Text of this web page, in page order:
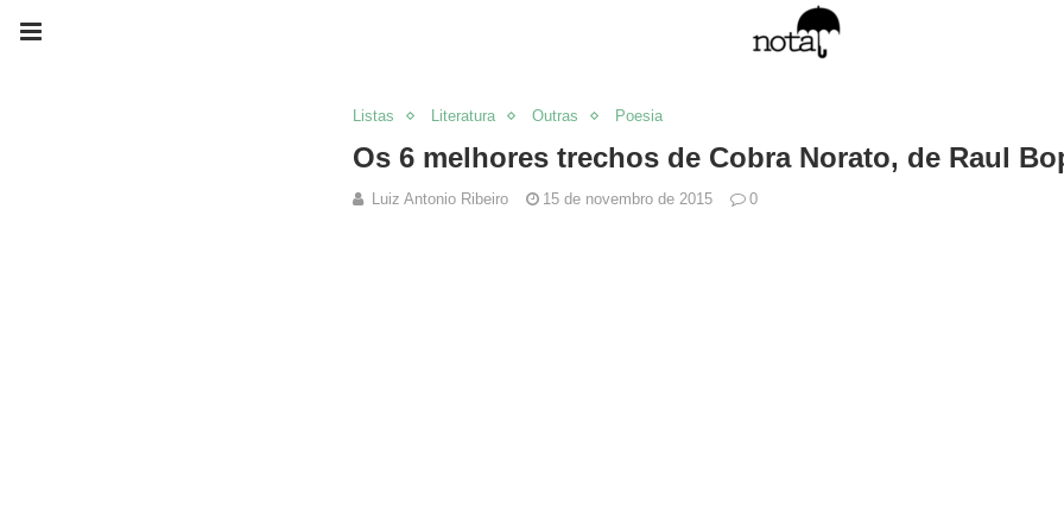
Listas Literatura Outras Poesia
Os 6 melhores trechos de Cobra Norato, de Raul
Luiz Antonio Ribeiro 15 de novembro de 2015 0